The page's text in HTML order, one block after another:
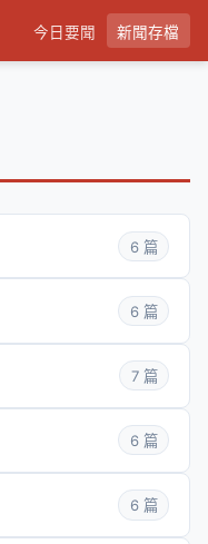
今日要聞 新聞存檔
6 篇
6 篇
7 篇
6 篇
6 篇